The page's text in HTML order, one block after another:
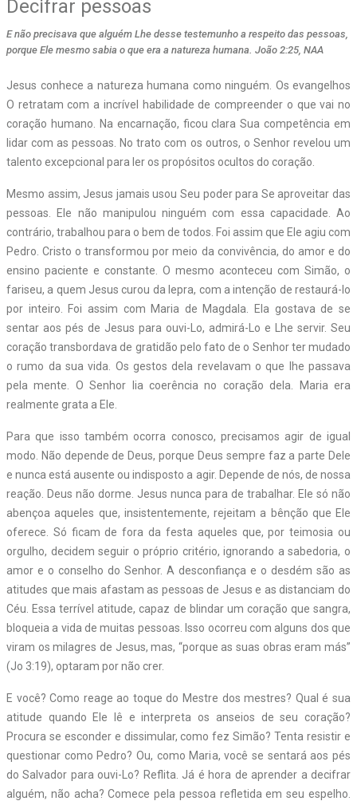
Decifrar pessoas
E não precisava que alguém Lhe desse testemunho a respeito das pessoas,
porque Ele mesmo sabia o que era a natureza humana. João 2:25, NAA
Jesus conhece a natureza humana como ninguém. Os evangelhos
O retratam com a incrível habilidade de compreender o que vai no
coração humano. Na encarnação, ficou clara Sua competência em
lidar com as pessoas. No trato com os outros, o Senhor revelou um
talento excepcional para ler os propósitos ocultos do coração.
Mesmo assim, Jesus jamais usou Seu poder para Se aproveitar das
pessoas. Ele não manipulou ninguém com essa capacidade. Ao
contrário, trabalhou para o bem de todos. Foi assim que Ele agiu com
Pedro. Cristo o transformou por meio da convivência, do amor e do
ensino paciente e constante. O mesmo aconteceu com Simão, o
fariseu, a quem Jesus curou da lepra, com a intenção de restaurá-lo
por inteiro. Foi assim com Maria de Magdala. Ela gostava de se
sentar aos pés de Jesus para ouvi-Lo, admirá-Lo e Lhe servir. Seu
coração transbordava de gratidão pelo fato de o Senhor ter mudado
o rumo da sua vida. Os gestos dela revelavam o que lhe passava
pela mente. O Senhor lia coerência no coração dela. Maria era
realmente grata a Ele.
Para que isso também ocorra conosco, precisamos agir de igual
modo. Não depende de Deus, porque Deus sempre faz a parte Dele
e nunca está ausente ou indisposto a agir. Depende de nós, de nossa
reação. Deus não dorme. Jesus nunca para de trabalhar. Ele só não
abençoa aqueles que, insistentemente, rejeitam a bênção que Ele
oferece. Só ficam de fora da festa aqueles que, por teimosia ou
orgulho, decidem seguir o próprio critério, ignorando a sabedoria, o
amor e o conselho do Senhor. A desconfiança e o desdém são as
atitudes que mais afastam as pessoas de Jesus e as distanciam do
Céu. Essa terrível atitude, capaz de blindar um coração que sangra,
bloqueia a vida de muitas pessoas. Isso ocorreu com alguns dos que
viram os milagres de Jesus, mas, “porque as suas obras eram más”
(Jo 3:19), optaram por não crer.
E você? Como reage ao toque do Mestre dos mestres? Qual é sua
atitude quando Ele lê e interpreta os anseios de seu coração?
Procura se esconder e dissimular, como fez Simão? Tenta resistir e
questionar como Pedro? Ou, como Maria, você se sentará aos pés
do Salvador para ouvi-Lo? Reflita. Já é hora de aprender a decifrar
alguém, não acha? Comece pela pessoa refletida em seu espelho.